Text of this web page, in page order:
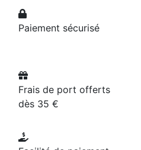
Paiement sécurisé
Frais de port offerts
dès 35 €